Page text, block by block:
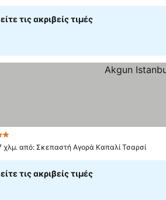
τις ακριβείς τιμές
χλμ. από: Σκεπαστή Αγορά Καπαλί Τσαρσί
τις ακριβείς τιμές